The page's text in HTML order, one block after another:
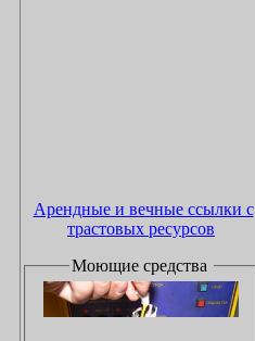
Арендные и вечные ссылки с
трастовых ресурсов
Моющие средства